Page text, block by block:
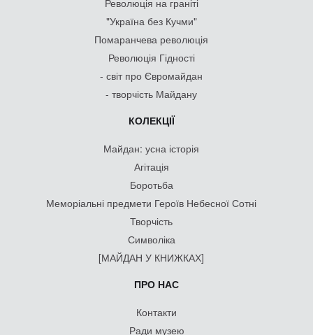
"Україна без Кучми"
Помаранчева революція
Революція Гідності
- світ про Євромайдан
- творчість Майдану
КОЛЕКЦІЇ
Майдан: усна історія
Агітація
Боротьба
Меморіальні предмети Героїв Небесної Сотні
Творчість
Символіка
[МАЙДАН У КНИЖКАХ]
ПРО НАС
Контакти
Ради музею